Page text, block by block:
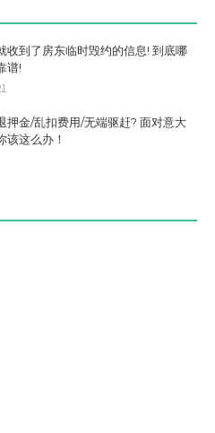
收到了房东临时毁约的信息! 到底哪
谱!
押金/乱扣费用/无端驱赶? 面对意大
该这么办！